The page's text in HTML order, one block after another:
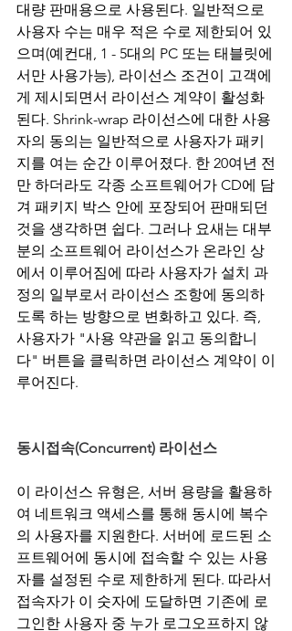
대량 판매용으로 사용된다. 일반적으로
사용자 수는 매우 적은 수로 제한되어 있
으며(예컨대, 1 - 5대의 PC 또는 태블릿에
서만 사용가능), 라이선스 조건이 고객에
게 제시되면서 라이선스 계약이 활성화
된다. Shrink-wrap 라이선스에 대한 사용
자의 동의는 일반적으로 사용자가 패키
지를 여는 순간 이루어졌다. 한 20여년 전
만 하더라도 각종 소프트웨어가 CD에 담
겨 패키지 박스 안에 포장되어 판매되던
것을 생각하면 쉽다. 그러나 요새는 대부
분의 소프트웨어 라이선스가 온라인 상
에서 이루어짐에 따라 사용자가 설치 과
정의 일부로서 라이선스 조항에 동의하
도록 하는 방향으로 변화하고 있다. 즉,
사용자가 "사용 약관을 읽고 동의합니
다" 버튼을 클릭하면 라이선스 계약이 이
루어진다.
동시접속(Concurrent) 라이선스
이 라이선스 유형은, 서버 용량을 활용하
여 네트워크 액세스를 통해 동시에 복수
의 사용자를 지원한다. 서버에 로드된 소
프트웨어에 동시에 접속할 수 있는 사용
자를 설정된 수로 제한하게 된다. 따라서
접속자가 이 숫자에 도달하면 기존에 로
그인한 사용자 중 누가 로그오프하지 않